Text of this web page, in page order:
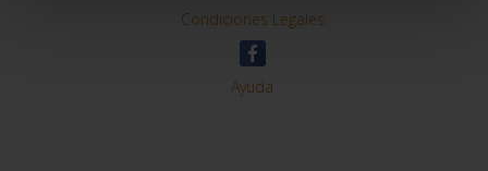
Condiciones Legales
Ayuda